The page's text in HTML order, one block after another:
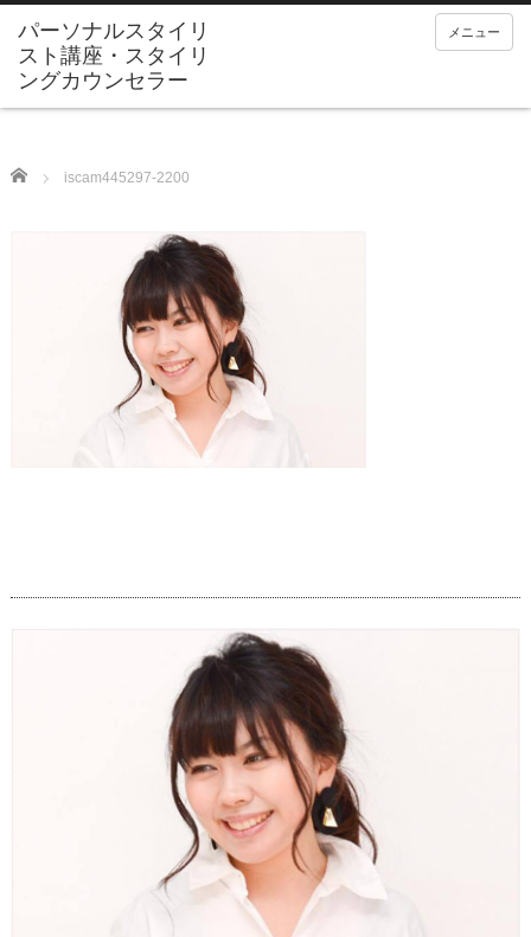
メニュー
Home iscam445297-2200